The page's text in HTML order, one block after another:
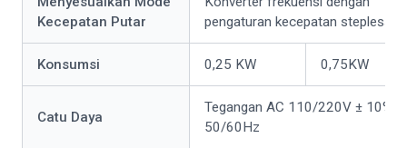
Kecepatan Putar
pengaturan kecepatan stepless
Konsumsi 0,25 KW 0,75KW
Catu Daya
Tegangan AC 110/220V ± 10%,
50/60Hz